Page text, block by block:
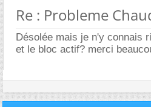
Re : Probleme
Désolée mais je n'y connais
et le bloc actif? merci